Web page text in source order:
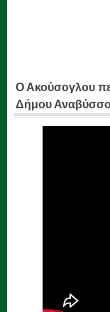
Ο Ακούσογλου
Δήμου